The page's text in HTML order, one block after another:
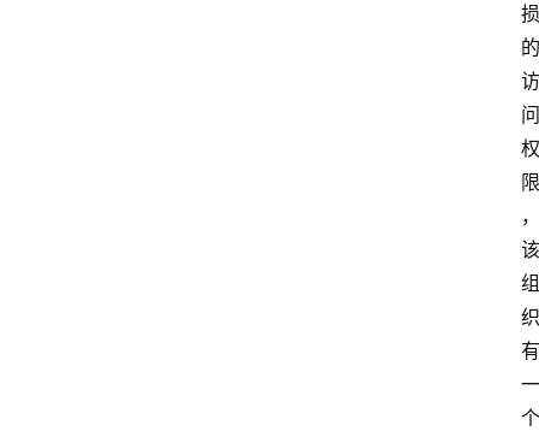
损
的
访
问
权
限
，
该
组
织
有
一
个